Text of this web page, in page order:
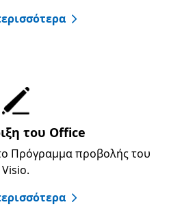
του Office
Πρόγραμμα προβολής του
Visio.